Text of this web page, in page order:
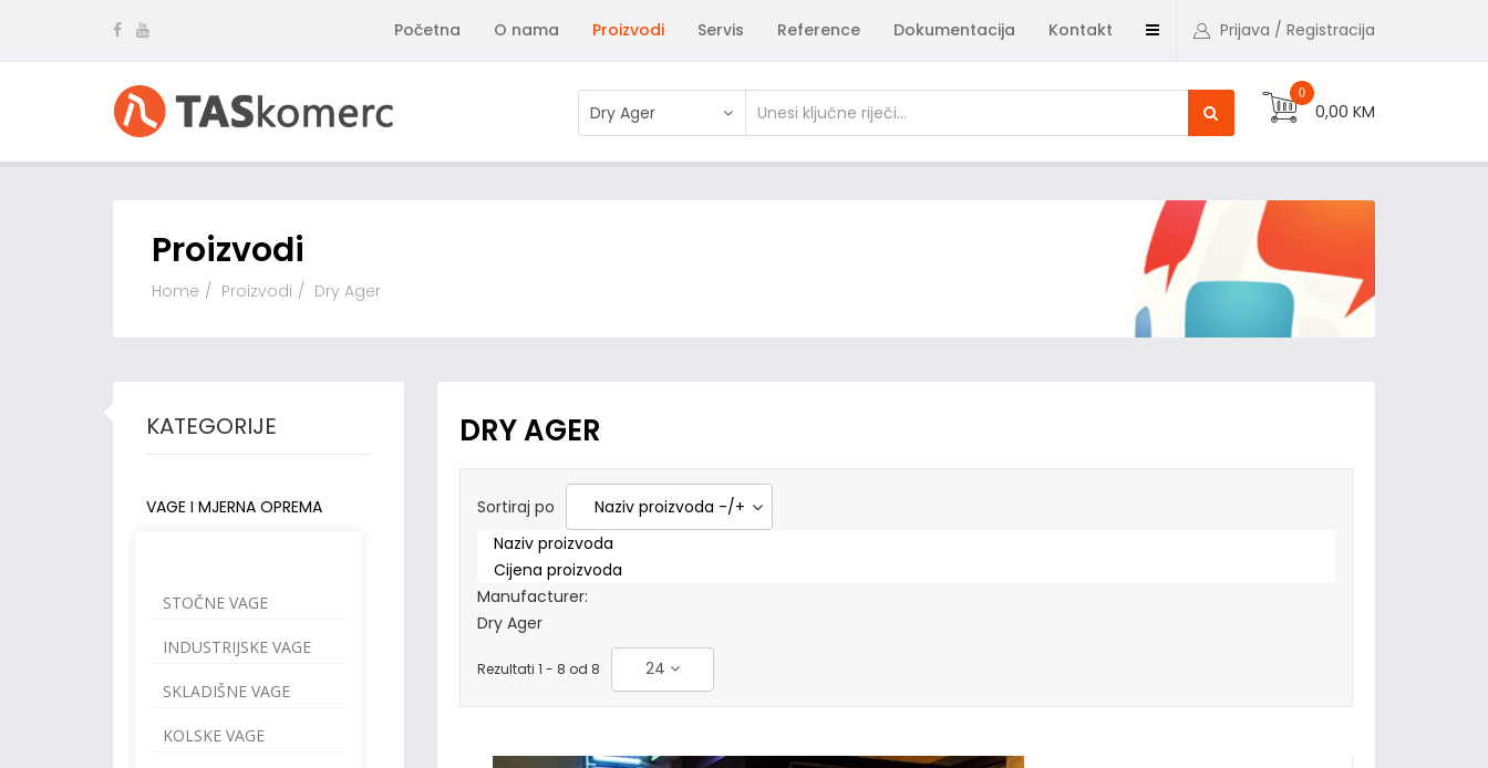
Početna O nama Proizvodi Servis Reference Dokumentacija Kontakt Prijava / Registracija
0
0,00 KM
Dry Ager
Proizvodi
Home Proizvodi Dry Ager
KATEGORIJE
VAGE I MJERNA OPREMA
STOČNE VAGE
INDUSTRIJSKE VAGE
SKLADIŠNE VAGE
KOLSKE VAGE
DRY AGER
Sortiraj po
Naziv proizvoda -/+
Naziv proizvoda
Cijena proizvoda
Manufacturer:
Dry Ager
Rezultati 1 - 8 od 8 24